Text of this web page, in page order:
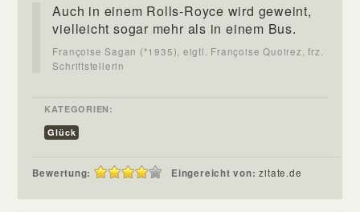
Auch in einem Rolls-Royce wird geweint,
vielleicht sogar mehr als in einem Bus.
Françoise Sagan (*1935), eigtl. Françoise Quoirez, frz.
Schriftstellerin
KATEGORIEN:
Glück
Bewertung: Eingereicht von:zitate.de